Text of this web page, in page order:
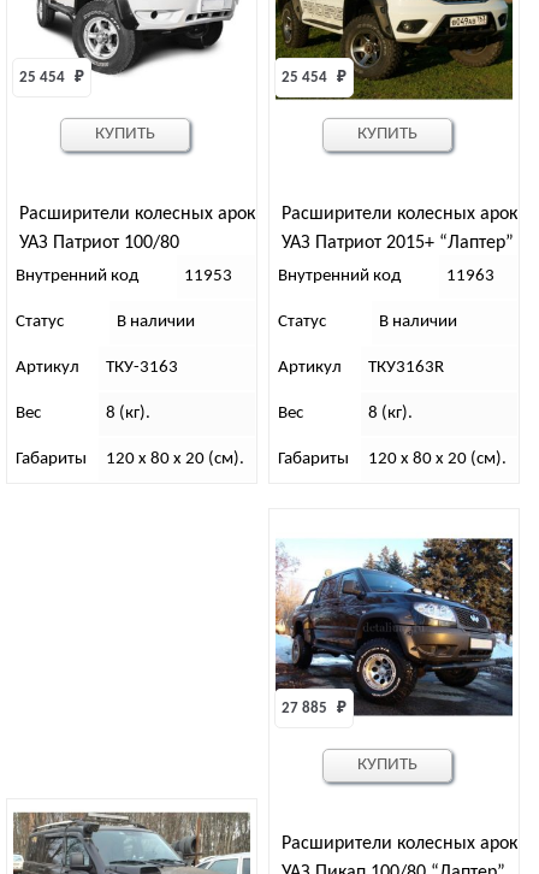
Расширители колесных арок
УАЗ Патриот 100/80
“Лаптер” /дорестайл/
25 454 ₽
Внутренний код 11953
Статус В наличии
Артикул ТКУ-3163
Вес 8 (кг).
Габариты 120 x 80 x 20 (см).
КУПИТЬ
Расширители колесных арок
УАЗ Патриот 2015+ “Лаптер”
с двумя баками ТКУ3163R
25 454 ₽
Внутренний код 11963
Статус В наличии
Артикул ТКУ3163R
Вес 8 (кг).
Габариты 120 x 80 x 20 (см).
КУПИТЬ
Расширители колесных арок
27 885 ₽
КУПИТЬ